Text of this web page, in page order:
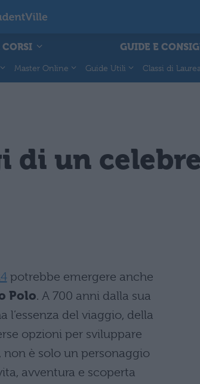
GUIDE E
Master Online Guide Utili Classi di Laurea
di un celebre
potrebbe emergere anche
Polo. A 700 anni dalla sua
del viaggio, della
opzioni per sviluppare
non è solo un personaggio
avventura e scoperta